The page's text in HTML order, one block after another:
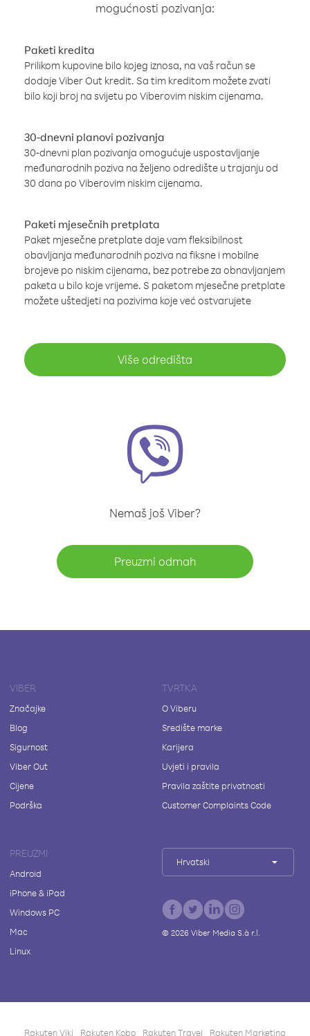
mogućnosti pozivanja:
Paketi kredita
Prilikom kupovine bilo kojeg iznosa, na vaš račun se
dodaje Viber Out kredit. Sa tim kreditom možete zvati
bilo koji broj na svijetu po Viberovim niskim cijenama.
30-dnevni planovi pozivanja
30-dnevni plan pozivanja omogućuje uspostavljanje
međunarodnih poziva na željeno odredište u trajanju od
30 dana po Viberovim niskim cijenama.
Paketi mjesečnih pretplata
Paket mjesečne pretplate daje vam fleksibilnost
obavljanja međunarodnih poziva na fiksne i mobilne
brojeve po niskim cijenama, bez potrebe za obnavljanjem
paketa u bilo koje vrijeme. S paketom mjesečne pretplate
možete uštedjeti na pozivima koje već ostvarujete
Više odredišta
Nemaš još Viber?
Preuzmi odmah
VIBER
Značajke
Blog
Sigurnost
Viber Out
Cijene
Podrška
TVRTKA
O Viberu
Središte marke
Karijera
Uvjeti i pravila
Pravila zaštite privatnosti
Customer Complaints Code
PREUZMI
Android
iPhone & iPad
Windows PC
Mac
Linux
Hrvatski
© 2026Viber Media S.à r.l.
Rakuten Viki Rakuten Kobo Rakuten Travel Rakuten Marketing